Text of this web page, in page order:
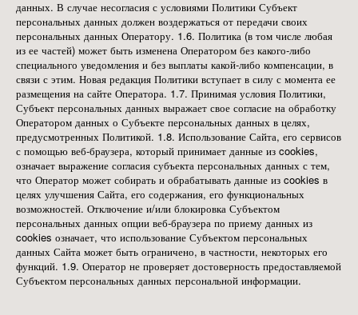
данных. В случае несогласия с условиями Политики Субъект
персональных данных должен воздержаться от передачи своих
персональных данных Оператору. 1.6. Политика (в том числе любая
из ее частей) может быть изменена Оператором без какого-либо
специального уведомления и без выплаты какой-либо компенсации, в
связи с этим. Новая редакция Политики вступает в силу с момента ее
размещения на сайте Оператора. 1.7. Принимая условия Политики,
Субъект персональных данных выражает свое согласие на обработку
Оператором данных о Субъекте персональных данных в целях,
предусмотренных Политикой. 1.8. Использование Сайта, его сервисов
с помощью веб-браузера, который принимает данные из cookies,
означает выражение согласия субъекта персональных данных с тем,
что Оператор может собирать и обрабатывать данные из cookies в
целях улучшения Сайта, его содержания, его функциональных
возможностей. Отключение и/или блокировка Субъектом
персональных данных опции веб-браузера по приему данных из
cookies означает, что использование Субъектом персональных
данных Сайта может быть ограничено, в частности, некоторых его
функций. 1.9. Оператор не проверяет достоверность предоставляемой
Субъектом персональных данных персональной информации.